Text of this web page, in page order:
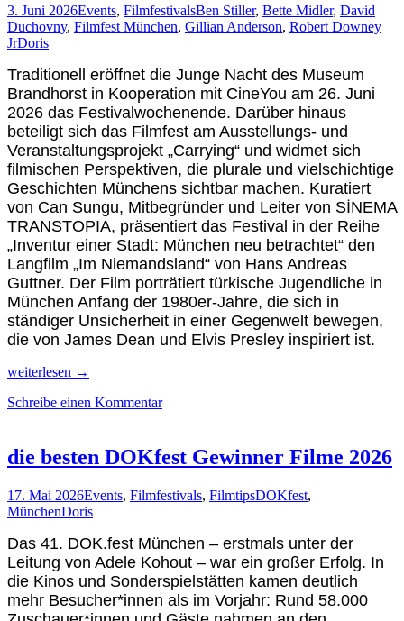
3. Juni 2026Events, FilmfestivalsBen Stiller, Bette Midler, David
Duchovny, Filmfest München, Gillian Anderson, Robert Downey
JrDoris
Traditionell eröffnet die Junge Nacht des Museum
Brandhorst in Kooperation mit CineYou am 26. Juni
2026 das Festivalwochenende. Darüber hinaus
beteiligt sich das Filmfest am Ausstellungs- und
Veranstaltungsprojekt „Carrying“ und widmet sich
filmischen Perspektiven, die plurale und vielschichtige
Geschichten Münchens sichtbar machen. Kuratiert
von Can Sungu, Mitbegründer und Leiter von SİNEMA
TRANSTOPIA, präsentiert das Festival in der Reihe
„Inventur einer Stadt: München neu betrachtet“ den
Langfilm „Im Niemandsland“ von Hans Andreas
Guttner. Der Film porträtiert türkische Jugendliche in
München Anfang der 1980er-Jahre, die sich in
ständiger Unsicherheit in einer Gegenwelt bewegen,
die von James Dean und Elvis Presley inspiriert ist.
Feier-
&
auf
dem
Filmfest
München
weiterlesen →
Schreibe einen Kommentar
die besten DOKfest Gewinner Filme 2026
17. Mai 2026Events, Filmfestivals, FilmtipsDOKfest,
MünchenDoris
Das 41. DOK.fest München – erstmals unter der
Leitung von Adele Kohout – war ein großer Erfolg. In
die Kinos und Sonderspielstätten kamen deutlich
mehr Besucher*innen als im Vorjahr: Rund 58.000